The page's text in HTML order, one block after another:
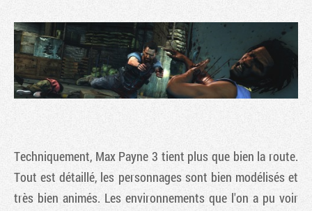
Techniquement, Max Payne 3 tient plus que bien la route.
Tout est détaillé, les personnages sont bien modélisés et
très bien animés. Les environnements que l'on a pu voir